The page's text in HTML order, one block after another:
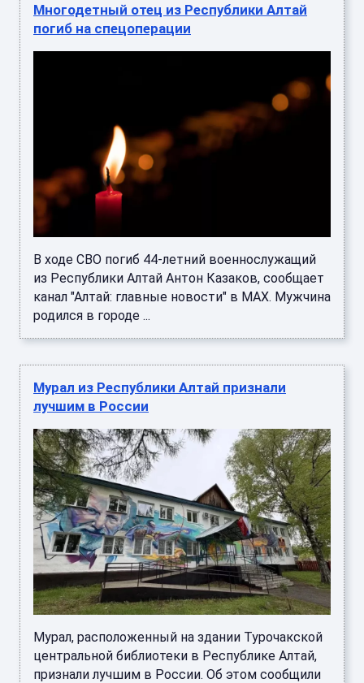
Многодетный отец из Республики Алтай
погиб на спецоперации
В ходе СВО погиб 44-летний военнослужащий
из Республики Алтай Антон Казаков, сообщает
канал "Алтай: главные новости" в MAX. Мужчина
родился в городе ...
Мурал из Республики Алтай признали
лучшим в России
Мурал, расположенный на здании Турочакской
центральной библиотеки в Республике Алтай,
признали лучшим в России. Об этом сообщили